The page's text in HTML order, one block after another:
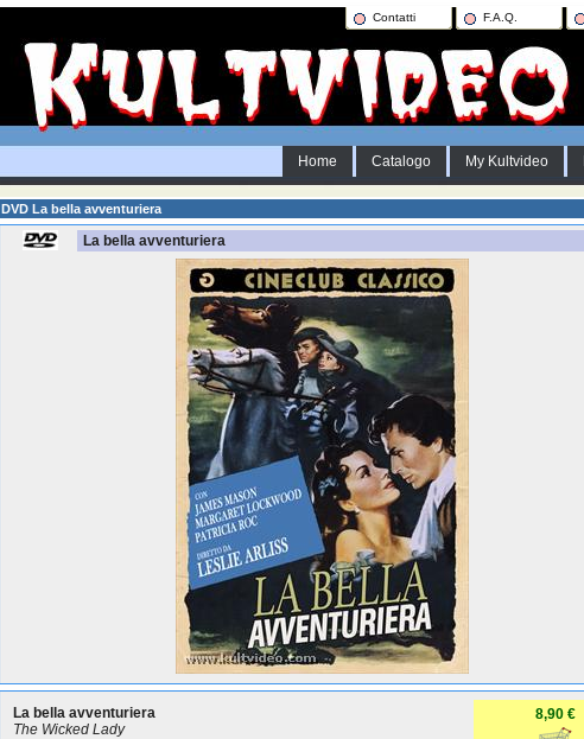
Contatti F.A.Q.
Home Catalogo My Kultvideo
DVD La bella avventuriera
La bella avventuriera
La bella avventuriera
The Wicked Lady
8,90 €